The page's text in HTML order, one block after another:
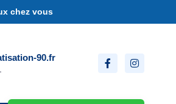
chez vous
90.fr